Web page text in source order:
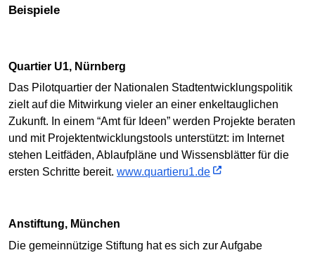
Beispiele
Quartier U1, Nürnberg
Das Pilotquartier der Nationalen Stadtentwicklungspolitik
zielt auf die Mitwirkung vieler an einer enkeltauglichen
Zukunft. In einem “Amt für Ideen” werden Projekte beraten
und mit Projektentwicklungstools unterstützt: im Internet
stehen Leitfäden, Ablaufpläne und Wissensblätter für die
ersten Schritte bereit. www.quartieru1.de
Anstiftung, München
Die gemeinnützige Stiftung hat es sich zur Aufgabe